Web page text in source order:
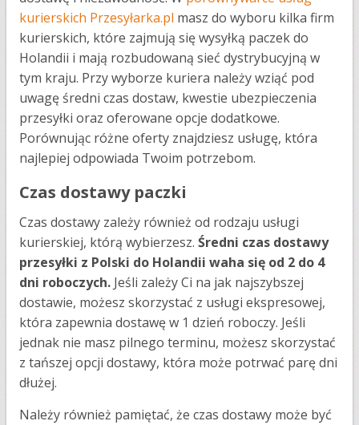
kurierskich Przesyłarka.pl masz do wyboru kilka firm
kurierskich, które zajmują się wysyłką paczek do
Holandii i mają rozbudowaną sieć dystrybucyjną w
tym kraju. Przy wyborze kuriera należy wziąć pod
uwagę średni czas dostaw, kwestie ubezpieczenia
przesyłki oraz oferowane opcje dodatkowe.
Porównując różne oferty znajdziesz usługę, która
najlepiej odpowiada Twoim potrzebom.
Czas dostawy paczki
Czas dostawy zależy również od rodzaju usługi
kurierskiej, którą wybierzesz. Średni czas dostawy
przesyłki z Polski do Holandii waha się od 2 do 4
dni roboczych. Jeśli zależy Ci na jak najszybszej
dostawie, możesz skorzystać z usługi ekspresowej,
która zapewnia dostawę w 1 dzień roboczy. Jeśli
jednak nie masz pilnego terminu, możesz skorzystać
z tańszej opcji dostawy, która może potrwać parę dni
dłużej.
Należy również pamiętać, że czas dostawy może być